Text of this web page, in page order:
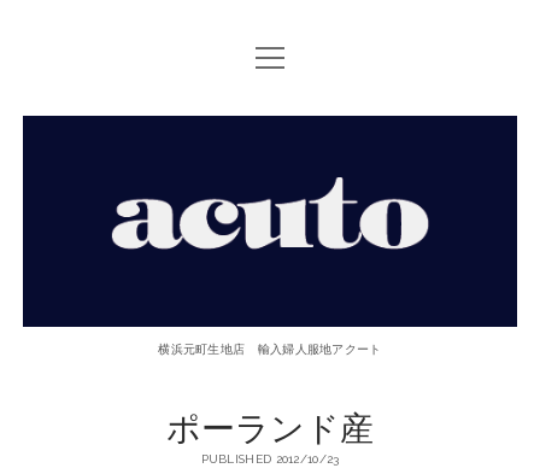
TOP PAGE
ACUTOについて
open
menu
元
横浜元町生地店 輸入婦人服地アクート
ポーランド産
PUBLISHED 2012/10/23